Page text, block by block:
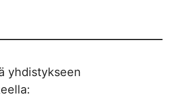
yhdistykseen